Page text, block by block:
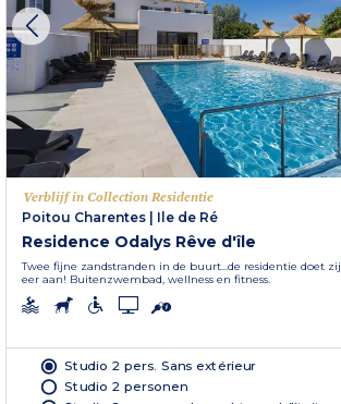
Verblijf in Collection Residentie
Poitou Charentes
Ile de Ré
Residence Odalys Rêve d'île
Twee fijne zandstranden in de buurt...de residentie doet
eer aan! Buitenzwembad, wellness en fitness.
Studio 2 pers. Sans extérieur
Studio 2 personen